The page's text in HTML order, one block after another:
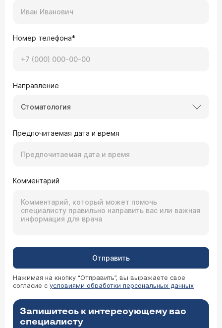
Номер телефона*
Направление
Стоматология
Предпочитаемая дата и время
Комментарий
Отправить
Нажимая на кнопку “Отправить”, вы выражаете свое
согласие с условиями обработки персональных данных
Запишитесь к интересующему вас
специалисту